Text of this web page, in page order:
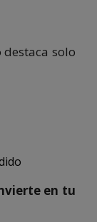
destaca solo
en tu